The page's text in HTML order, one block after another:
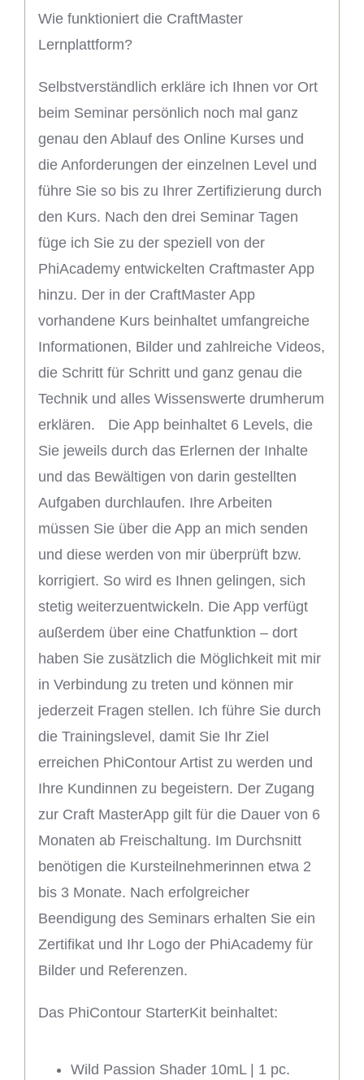
Wie funktioniert die CraftMaster
Lernplattform?
Selbstverständlich erkläre ich Ihnen vor Ort
beim Seminar persönlich noch mal ganz
genau den Ablauf des Online Kurses und
die Anforderungen der einzelnen Level und
führe Sie so bis zu Ihrer Zertifizierung durch
den Kurs. Nach den drei Seminar Tagen
füge ich Sie zu der speziell von der
PhiAcademy entwickelten Craftmaster App
hinzu. Der in der CraftMaster App
vorhandene Kurs beinhaltet umfangreiche
Informationen, Bilder und zahlreiche Videos,
die Schritt für Schritt und ganz genau die
Technik und alles Wissenswerte drumherum
erklären. Die App beinhaltet 6 Levels, die
Sie jeweils durch das Erlernen der Inhalte
und das Bewältigen von darin gestellten
Aufgaben durchlaufen. Ihre Arbeiten
müssen Sie über die App an mich senden
und diese werden von mir überprüft bzw.
korrigiert. So wird es Ihnen gelingen, sich
stetig weiterzuentwickeln. Die App verfügt
außerdem über eine Chatfunktion – dort
haben Sie zusätzlich die Möglichkeit mit mir
in Verbindung zu treten und können mir
jederzeit Fragen stellen. Ich führe Sie durch
die Trainingslevel, damit Sie Ihr Ziel
erreichen PhiContour Artist zu werden und
Ihre Kundinnen zu begeistern. Der Zugang
zur Craft MasterApp gilt für die Dauer von 6
Monaten ab Freischaltung. Im Durchsnitt
benötigen die Kursteilnehmerinnen etwa 2
bis 3 Monate. Nach erfolgreicher
Beendigung des Seminars erhalten Sie ein
Zertifikat und Ihr Logo der PhiAcademy für
Bilder und Referenzen.
Das PhiContour StarterKit beinhaltet:
Wild Passion Shader 10mL | 1 pc.